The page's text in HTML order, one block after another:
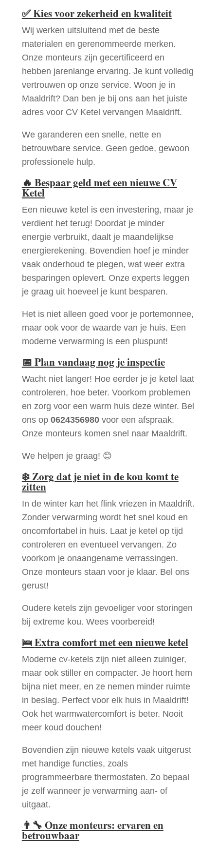
✅Kies voor zekerheid en kwaliteit
Wij werken uitsluitend met de beste
materialen en gerenommeerde merken.
Onze monteurs zijn gecertificeerd en
hebben jarenlange ervaring. Je kunt volledig
vertrouwen op onze service. Woon je in
Maaldrift? Dan ben je bij ons aan het juiste
adres voor CV Ketel vervangen Maaldrift.
We garanderen een snelle, nette en
betrouwbare service. Geen gedoe, gewoon
professionele hulp.
🔥 Bespaar geld met een nieuwe CV
Ketel
Een nieuwe ketel is een investering, maar je
verdient het terug! Doordat je minder
energie verbruikt, daalt je maandelijkse
energierekening. Bovendien hoef je minder
vaak onderhoud te plegen, wat weer extra
besparingen oplevert. Onze experts leggen
je graag uit hoeveel je kunt besparen.
Het is niet alleen goed voor je portemonnee,
maar ook voor de waarde van je huis. Een
moderne verwarming is een pluspunt!
📅 Plan vandaag nog je inspectie
Wacht niet langer! Hoe eerder je je ketel laat
controleren, hoe beter. Voorkom problemen
en zorg voor een warm huis deze winter. Bel
ons op 0624356980voor een afspraak.
Onze monteurs komen snel naar Maaldrift.
We helpen je graag! 😊
❄️Zorg dat je niet in de kou komt te
zitten
In de winter kan het flink vriezen in Maaldrift.
Zonder verwarming wordt het snel koud en
oncomfortabel in huis. Laat je ketel op tijd
controleren en eventueel vervangen. Zo
voorkom je onaangename verrassingen.
Onze monteurs staan voor je klaar. Bel ons
gerust!
Oudere ketels zijn gevoeliger voor storingen
bij extreme kou. Wees voorbereid!
🛌Extra comfort met een nieuwe ketel
Moderne cv-ketels zijn niet alleen zuiniger,
maar ook stiller en compacter. Je hoort hem
bijna niet meer, en ze nemen minder ruimte
in beslag. Perfect voor elk huis in Maaldrift!
Ook het warmwatercomfort is beter. Nooit
meer koud douchen!
Bovendien zijn nieuwe ketels vaak uitgerust
met handige functies, zoals
programmeerbare thermostaten. Zo bepaal
je zelf wanneer je verwarming aan- of
uitgaat.
👨‍🔧 Onze monteurs: ervaren en
betrouwbaar